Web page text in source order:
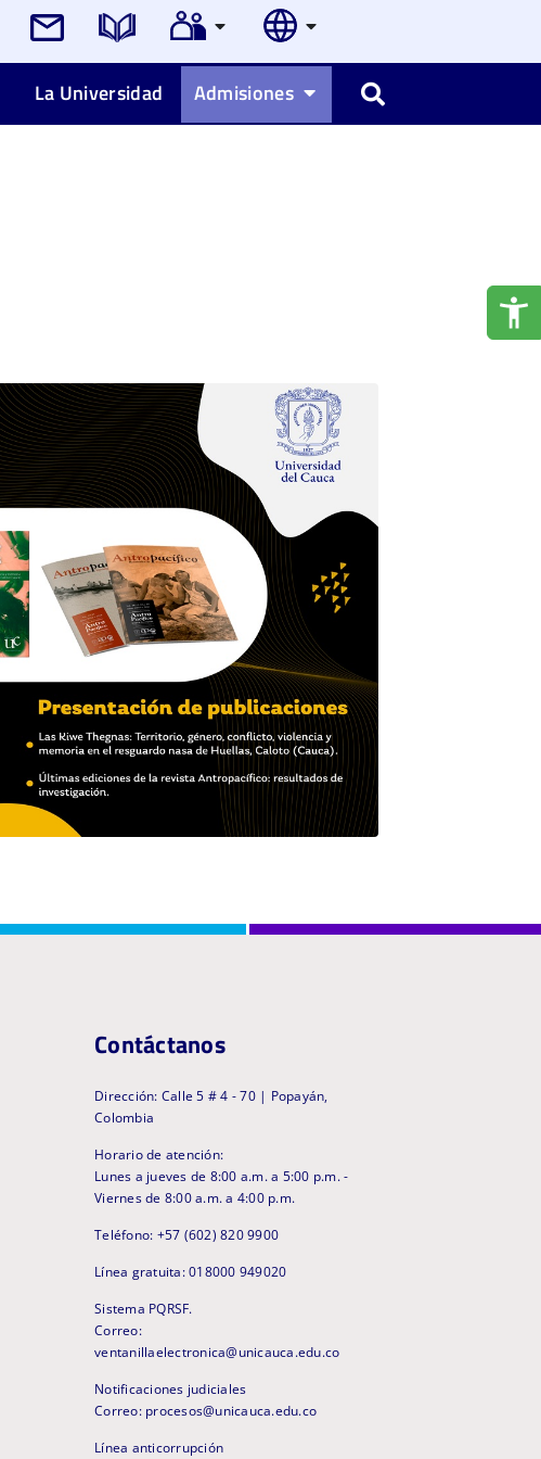
La Universidad Admisiones Buscar
Contáctanos
Dirección: Calle 5 # 4 - 70 | Popayán,
Colombia
Horario de atención:
Lunes a jueves de 8:00 a.m. a 5:00 p.m. -
Viernes de 8:00 a.m. a 4:00 p.m.
Teléfono: +57 (602) 820 9900
Línea gratuita: 018000 949020
Sistema PQRSF.
Correo:
ventanillaelectronica@unicauca.edu.co
Notificaciones judiciales
Correo: procesos@unicauca.edu.co
Línea anticorrupción